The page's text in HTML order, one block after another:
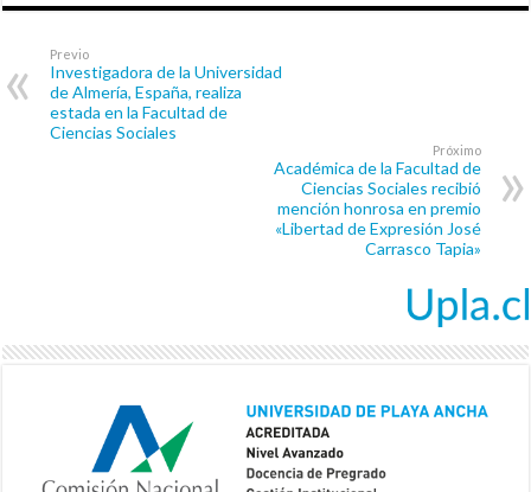
Previo
Investigadora de la Universidad
de Almería, España, realiza
estada en la Facultad de
Ciencias Sociales
Próximo
Académica de la Facultad de
Ciencias Sociales recibió
mención honrosa en premio
«Libertad de Expresión José
Carrasco Tapia»